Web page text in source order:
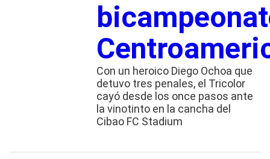
Con un heroico Diego Ochoa que
detuvo tres penales, el Tricolor
cayó desde los once pasos ante
la vinotinto en la cancha del
Cibao FC Stadium